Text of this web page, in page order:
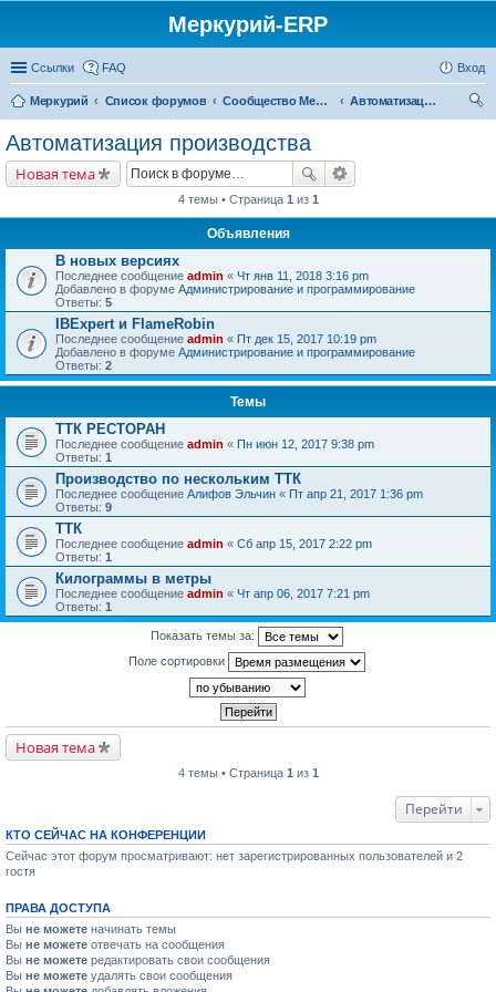
Меркурий-ERP
Ссылки FAQ Вход
Меркурий Список форумов Сообщество Меркурий
Автоматизация производства
Автоматизация производства
Новая тема
4 темы • Страница 1 из 1
Объявления
В новых версиях
Последнее сообщение admin « Чт янв 11, 2018 3:16 pm
Добавлено в форуме Администрирование и программирование
Ответы: 5
IBExpert и FlameRobin
Последнее сообщение admin « Пт дек 15, 2017 10:19 pm
Добавлено в форуме Администрирование и программирование
Ответы: 2
Темы
ТТК РЕСТОРАН
Последнее сообщение admin « Пн июн 12, 2017 9:38 pm
Ответы: 1
Производство по нескольким ТТК
Последнее сообщение Алифов Эльчин « Пт апр 21, 2017 1:36 pm
Ответы: 9
ТТК
Последнее сообщение admin « Сб апр 15, 2017 2:22 pm
Ответы: 1
Килограммы в метры
Последнее сообщение admin « Чт апр 06, 2017 7:21 pm
Ответы: 1
Показать темы за:
Поле сортировки
Новая тема
4 темы • Страница 1 из 1
Перейти
КТО СЕЙЧАС НА КОНФЕРЕНЦИИ
Сейчас этот форум просматривают: нет зарегистрированных пользователей и 2
гостя
ПРАВА ДОСТУПА
Вы не можете начинать темы
Вы не можете отвечать на сообщения
Вы не можете редактировать свои сообщения
Вы не можете удалять свои сообщения